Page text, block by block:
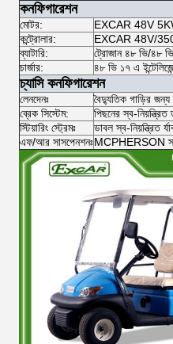
কনফিগারেশন
মোটর:
EXCAR 48V
কন্ট্রোলার:
EXCAR 48V/
ব্যাটারি:
ট্রোজান ৪৮ ভি/৪৮ ভি
চার্জার:
৪৮ ভি ১৭ এ
চ্যাসি কনফিগারেশন
লেনদেনঃ
বৈদ্যুতিক গাড়ির জন্য
ব্রেক সিস্টেম:
পিছনের স্ব-নিয়ন্ত্রিত
স্টিয়ারিং স্ট্রেমঃ
ডাবল স্ব-নিয়ন্ত্রিত
এফ/আর সাসপেনশনঃMCPHERSON